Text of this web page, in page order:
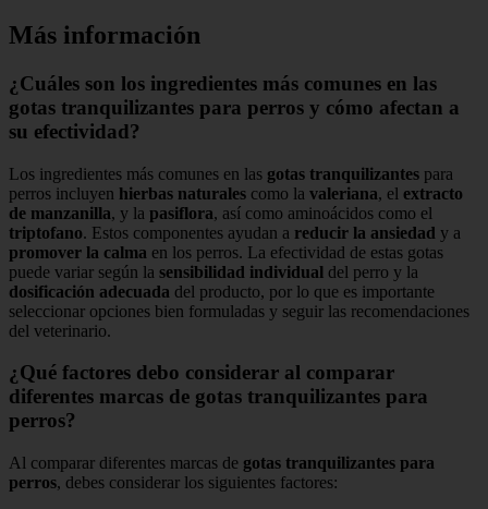
Más información
¿Cuáles son los ingredientes más comunes en las
gotas tranquilizantes para perros y cómo afectan a
su efectividad?
Los ingredientes más comunes en las gotas tranquilizantes para
perros incluyen hierbas naturales como la valeriana, el extracto
de manzanilla, y la pasiflora, así como aminoácidos como el
triptofano. Estos componentes ayudan a reducir la ansiedad y a
promover la calma en los perros. La efectividad de estas gotas
puede variar según la sensibilidad individual del perro y la
dosificación adecuada del producto, por lo que es importante
seleccionar opciones bien formuladas y seguir las recomendaciones
del veterinario.
¿Qué factores debo considerar al comparar
diferentes marcas de gotas tranquilizantes para
perros?
Al comparar diferentes marcas de gotas tranquilizantes para
perros, debes considerar los siguientes factores: